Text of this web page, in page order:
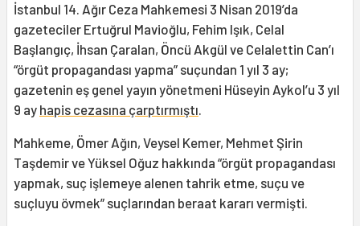
İstanbul 14. Ağır Ceza Mahkemesi 3 Nisan 2019’da
gazeteciler Ertuğrul Mavioğlu, Fehim Işık, Celal
Başlangıç, İhsan Çaralan, Öncü Akgül ve Celalettin Can’ı
“örgüt propagandası yapma” suçundan 1 yıl 3 ay;
gazetenin eş genel yayın yönetmeni Hüseyin Aykol’u 3 yıl
9 ay hapis cezasına çarptırmıştı.
Mahkeme, Ömer Ağın, Veysel Kemer, Mehmet Şirin
Taşdemir ve Yüksel Oğuz hakkında “örgüt propagandası
yapmak, suç işlemeye alenen tahrik etme, suçu ve
suçluyu övmek” suçlarından beraat kararı vermişti.